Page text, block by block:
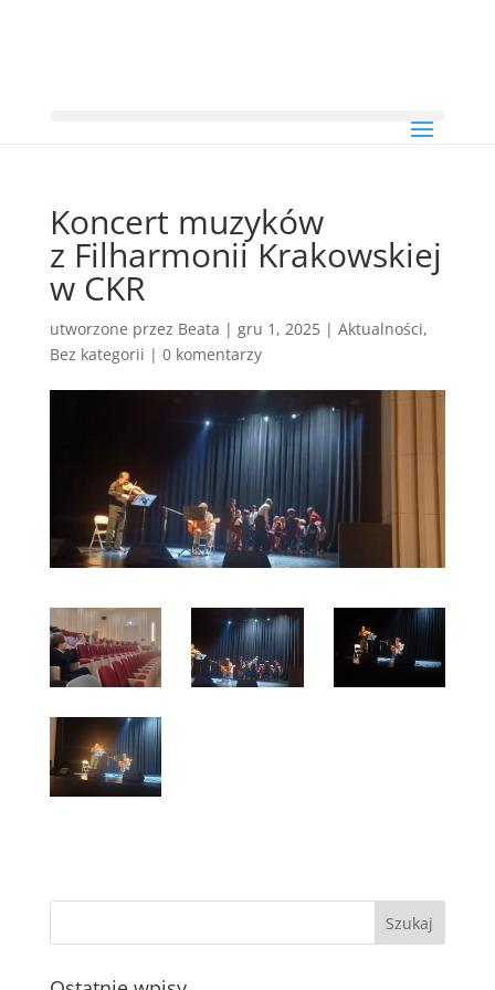
Koncert muzyków
z Filharmonii Krakowskiej
w CKR
utworzone przez Beata | gru 1, 2025| Aktualności,
Bez kategorii | 0 komentarzy